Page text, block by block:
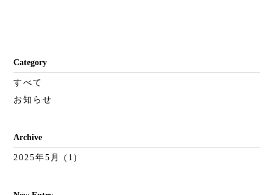
Category
すべて
お知らせ
Archive
2025年5月 (1)